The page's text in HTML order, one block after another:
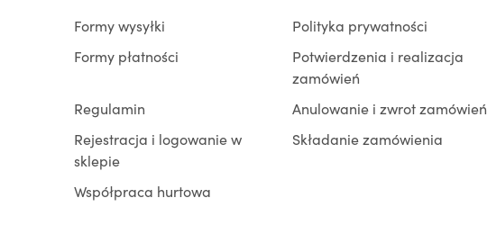
Formy wysyłki
Polityka prywatności
Formy płatności
Potwierdzenia i realizacja
zamówień
Regulamin
Anulowanie i zwrot zamówień
Rejestracja i logowanie w
sklepie
Składanie zamówienia
Współpraca hurtowa